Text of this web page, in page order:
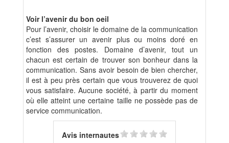
Voir l’avenir du bon oeil
Pour l’avenir, choisir le domaine de la communication
c’est s’assurer un avenir plus ou moins doré en
fonction des postes. Domaine d’avenir, tout un
chacun est certain de trouver son bonheur dans la
communication. Sans avoir besoin de bien chercher,
il est à peu près certain que vous trouverez de quoi
vous satisfaire. Aucune société, à partir du moment
où elle atteint une certaine taille ne possède pas de
service communication.
Avis internautes